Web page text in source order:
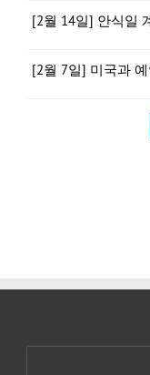
[2월 14일] 안식일
[2월 7일] 미국과